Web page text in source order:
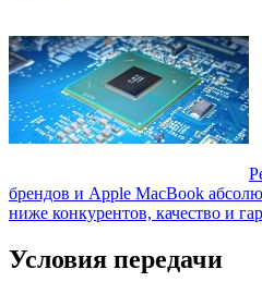
брендов и Apple MacBook
ниже конкурентов, качество и
Условия передачи